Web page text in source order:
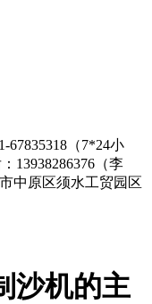
67835318（7*24小
13938286376（李
中原区须水工贸园区
沙机的主